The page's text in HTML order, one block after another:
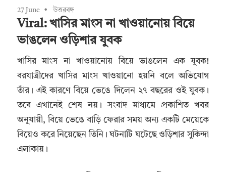
27 June উত্তরবঙ্গ
Viral: খাসির মাংস না খাওয়ানোয় বিয়ে
ভাঙলেন ওড়িশার যুবক
খাসির মাংস না খাওয়ানোয় বিয়ে ভাঙলেন এক যুবক!
বরযাত্রীদের খাসির মাংস খাওয়ানো হয়নি বলে অভিযোগ
তাঁর। এই কারণে বিয়ে ভেঙে দিলেন ২৭ বছরের ওই যুবক।
তবে এখানেই শেষ নয়। সংবাদ মাধ্যমে প্রকাশিত খবর
অনুযায়ী, বিয়ে ভেঙে বাড়ি ফেরার সময় অন্য একটি মেয়েকে
বিয়েও করে নিয়েছেন তিনি। ঘটনাটি ঘটেছে ওড়িশার সুকিন্দা
এলাকায়।